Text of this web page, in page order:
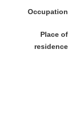
Occupation
Place of
residence